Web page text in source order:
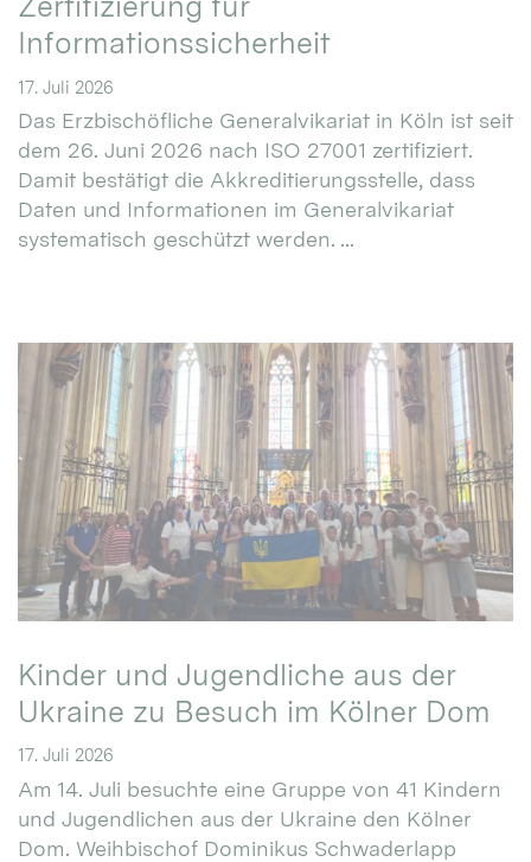
Informationssicherheit
17. Juli 2026
Das Erzbischöfliche Generalvikariat in Köln ist seit
dem 26. Juni 2026 nach ISO 27001 zertifiziert.
Damit bestätigt die Akkreditierungsstelle, dass
Daten und Informationen im Generalvikariat
systematisch geschützt werden. ...
Kinder und Jugendliche aus der
Ukraine zu Besuch im Kölner Dom
17. Juli 2026
Am 14. Juli besuchte eine Gruppe von 41 Kindern
und Jugendlichen aus der Ukraine den Kölner
Dom. Weihbischof Dominikus Schwaderlapp